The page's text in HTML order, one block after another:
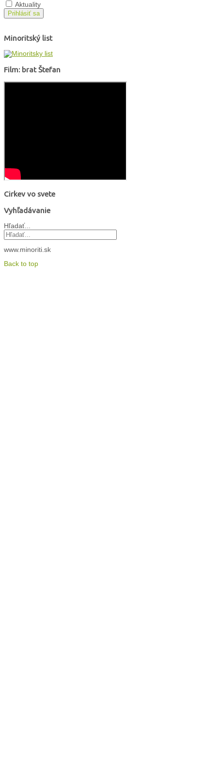
Aktuality
Prihlásiť sa
Minoritský list
Film: brat Štefan
Cirkev vo svete
Vyhľadávanie
Hľadať...
www.minoriti.sk
Back to top